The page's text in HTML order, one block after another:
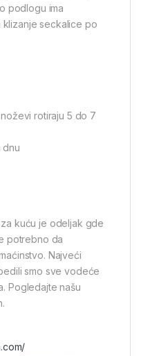
podlogu ima
seckalice po
rotiraju 5 do 7
dnu
kuću je odeljak gde
potrebno da
Najveći
smo sve vodeće
Pogledajte našu